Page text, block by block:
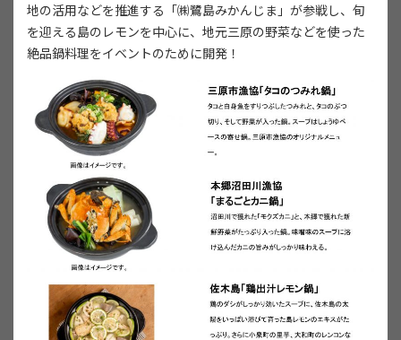
地の活用などを推進する「㈱鷺島みかんじま」が参戦し、旬
を迎える島のレモンを中心に、地元三原の野菜などを使った
絶品鍋料理をイベントのために開発！